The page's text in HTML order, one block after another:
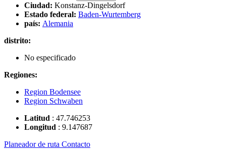
Ciudad: Konstanz-Dingelsdorf
Estado federal: Baden-Wurtemberg
país: Alemania
distrito:
No especificado
Regiones:
Region Bodensee
Region Schwaben
Latitud : 47.746253
Longitud : 9.147687
Planeador de ruta Contacto